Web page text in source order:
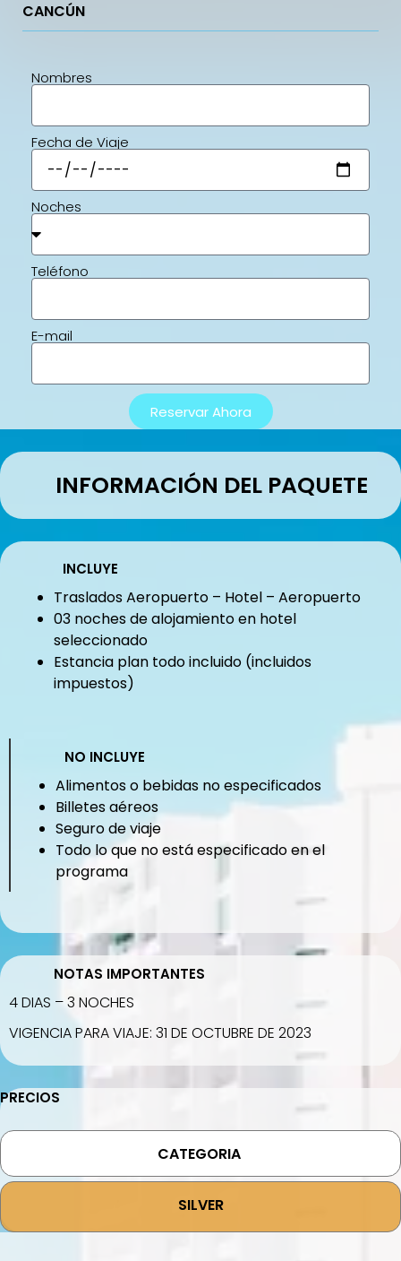
CANCÚN
Nombres
Fecha de Viaje
Noches
Teléfono
E-mail
Reservar Ahora
INFORMACIÓN DEL PAQUETE
INCLUYE
Traslados Aeropuerto – Hotel – Aeropuerto
03 noches de alojamiento en hotel
seleccionado
Estancia plan todo incluido (incluidos
impuestos)
NO INCLUYE
Alimentos o bebidas no especificados
Billetes aéreos
Seguro de viaje
Todo lo que no está especificado en el
programa
NOTAS IMPORTANTES
4 DIAS – 3 NOCHES
VIGENCIA PARA VIAJE: 31 DE OCTUBRE DE 2023
PRECIOS
CATEGORIA
SILVER